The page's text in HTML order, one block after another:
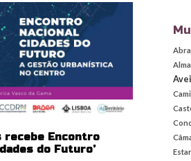
recebe Encontro
do Futuro’